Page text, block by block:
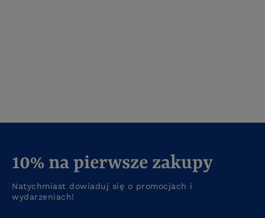
10% na pierwsze zakupy
Natychmiast dowiaduj się o promocjach i
wydarzeniach!